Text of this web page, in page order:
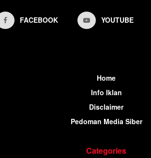
FACEBOOK YOUTUBE
Home
Info Iklan
Disclaimer
Pedoman Media Siber
Categories